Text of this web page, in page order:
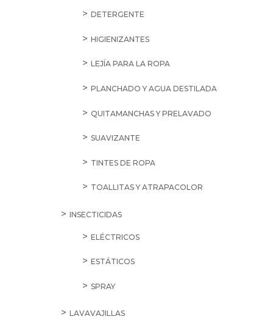
DETERGENTE
HIGIENIZANTES
LEJÍA PARA LA ROPA
PLANCHADO Y AGUA DESTILADA
QUITAMANCHAS Y PRELAVADO
SUAVIZANTE
TINTES DE ROPA
TOALLITAS Y ATRAPACOLOR
INSECTICIDAS
ELÉCTRICOS
ESTÁTICOS
SPRAY
LAVAVAJILLAS